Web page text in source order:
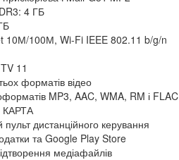
4 ГБ
10М/100М, Wi-Fi IEEE 802.11 b/g/n
11
форматів відео
MP3, AAC, WMA, RM і FLAC
КАРТА
пульт дистанційного керування
та Google Play Store
медіафайлів